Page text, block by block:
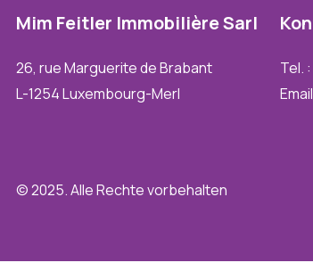
Mim Feitler ImmobilièreSarl
26, rue Marguerite de Brabant
L-1254 Luxembourg-Merl
Tel.
© 2025. Alle Rechte vorbehalten